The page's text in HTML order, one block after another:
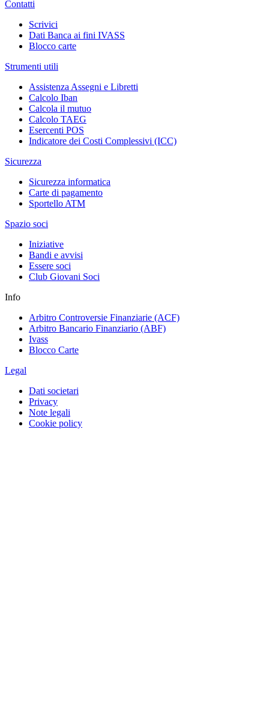
Contatti
Scrivici
Dati Banca ai fini IVASS
Blocco carte
Strumenti utili
Assistenza Assegni e Libretti
Calcolo Iban
Calcola il mutuo
Calcolo TAEG
Esercenti POS
Indicatore dei Costi Complessivi (ICC)
Sicurezza
Sicurezza informatica
Carte di pagamento
Sportello ATM
Spazio soci
Iniziative
Bandi e avvisi
Essere soci
Club Giovani Soci
Info
Arbitro Controversie Finanziarie (ACF)
Arbitro Bancario Finanziario (ABF)
Ivass
Blocco Carte
Legal
Dati societari
Privacy
Note legali
Cookie policy